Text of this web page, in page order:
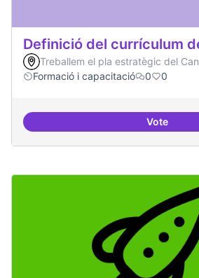
Definició del currículum
Treballem el pla estratègic del
Formació i capacitació
0 0
Vote